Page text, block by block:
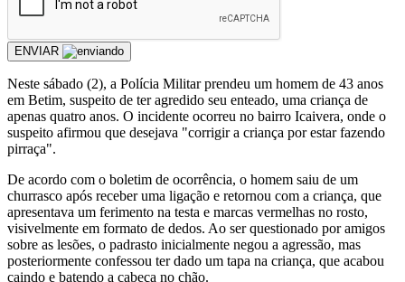
ENVIAR
Neste sábado (2), a Polícia Militar prendeu um homem de 43 anos
em Betim, suspeito de ter agredido seu enteado, uma criança de
apenas quatro anos. O incidente ocorreu no bairro Icaivera, onde o
suspeito afirmou que desejava "corrigir a criança por estar fazendo
pirraça".
De acordo com o boletim de ocorrência, o homem saiu de um
churrasco após receber uma ligação e retornou com a criança, que
apresentava um ferimento na testa e marcas vermelhas no rosto,
visivelmente em formato de dedos. Ao ser questionado por amigos
sobre as lesões, o padrasto inicialmente negou a agressão, mas
posteriormente confessou ter dado um tapa na criança, que acabou
caindo e batendo a cabeça no chão.